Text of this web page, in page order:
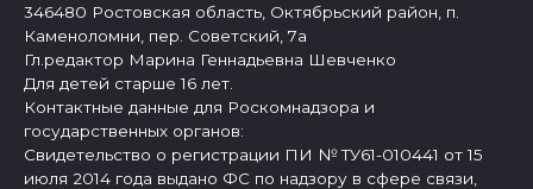
346480 Ростовская область, Октябрьский район, п.
Каменоломни, пер. Советский, 7а
Гл.редактор Марина Геннадьевна Шевченко
Для детей старше 16 лет.
Контактные данные для Роскомнадзора и
государственных органов:
Свидетельство о регистрации ПИ № ТУ61-010441 от 15
июля 2014 года выдано ФС по надзору в сфере связи,